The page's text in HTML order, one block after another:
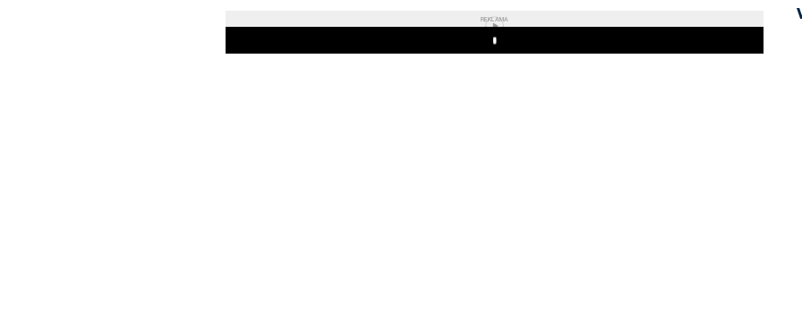
REKLAMA
Play